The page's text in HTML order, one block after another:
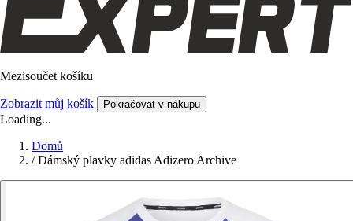
Mezisoučet košíku
Zobrazit můj košík Pokračovat v nákupu
Loading...
Domů
/ Dámský plavky adidas Adizero Archive